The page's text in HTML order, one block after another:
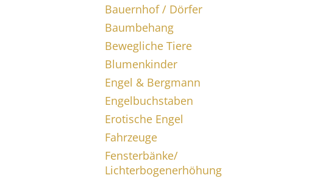
Bauernhof / Dörfer
Baumbehang
Bewegliche Tiere
Blumenkinder
Engel & Bergmann
Engelbuchstaben
Erotische Engel
Fahrzeuge
Fensterbänke/
Lichterbogenerhöhung